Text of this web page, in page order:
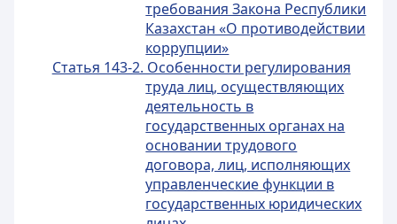
требования Закона Республики
Казахстан «О противодействии
коррупции»
Статья 143-2. Особенности регулирования
труда лиц, осуществляющих
деятельность в
государственных органах на
основании трудового
договора, лиц, исполняющих
управленческие функции в
государственных юридических